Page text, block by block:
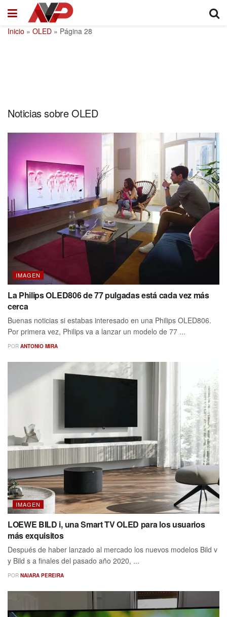
Inicio » OLED » Página 28
Noticias sobre OLED
IMAGEN
La Philips OLED806 de 77 pulgadas está cada vez más
cerca
Buenas noticias si estabas interesado en una Philips OLED806.
Por primera vez, Philips va a lanzar un modelo de 77 ...
POR ANTONIO MIRA
IMAGEN
LOEWE BILD i, una Smart TV OLED para los usuarios
más exquisitos
Después de haber lanzado al mercado los nuevos modelos Bild v
y Bild s a finales del pasado año 2020, ...
POR NAIARA PEREIRA